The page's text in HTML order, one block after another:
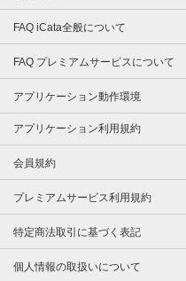
FAQ iCata全般について
FAQ プレミアムサービスについて
アプリケーション動作環境
アプリケーション利用規約
会員規約
プレミアムサービス利用規約
特定商法取引に基づく表記
個人情報の取扱いについて